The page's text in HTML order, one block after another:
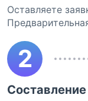
Оставляете
2